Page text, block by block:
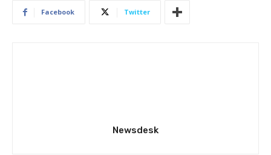
Facebook Twitter
Newsdesk